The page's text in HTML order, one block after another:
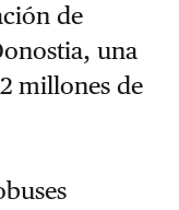
de
una
millones de